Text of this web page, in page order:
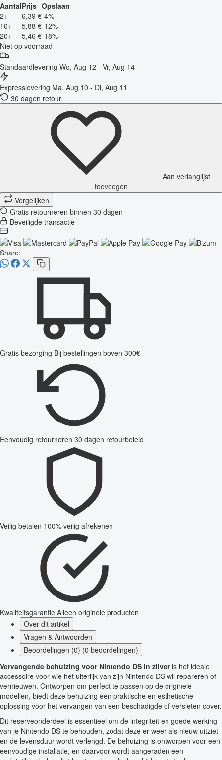
AantalPrijs Opslaan
2+
6,39 €-4%
10+
5,88 €-12%
20+
5,46 €-18%
Niet op voorraad
Standaardlevering Wo, Aug 12 - Vr, Aug 14
Expresslevering Ma, Aug 10 - Di, Aug 11
30 dagen retour
Aan verlanglijst
toevoegen
Vergelijken
Gratis retourneren binnen 30 dagen
Beveiligde transactie
Share:
Gratis bezorging Bij bestellingen boven 300€
Eenvoudig retourneren 30 dagen retourbeleid
Veilig betalen 100% veilig afrekenen
Kwaliteitsgarantie Alleen originele producten
Over dit artikel
Vragen & Antwoorden
Beoordelingen (0) (0 beoordelingen)
Vervangende behuizing voor Nintendo DS in zilveris het ideale
accessoire voor wie het uiterlijk van zijn Nintendo DS wil repareren of
vernieuwen. Ontworpen om perfect te passen op de originele
modellen, biedt deze behuizing een praktische en esthetische
oplossing voor het vervangen van een beschadigde of versleten cover.
Dit reserveonderdeel is essentieel om de integriteit en goede werking
van je Nintendo DS te behouden, zodat deze er weer als nieuw uitziet
en de levensduur wordt verlengd. De behuizing is ontworpen voor een
eenvoudige installatie, en daarvoor wordt aangeraden een